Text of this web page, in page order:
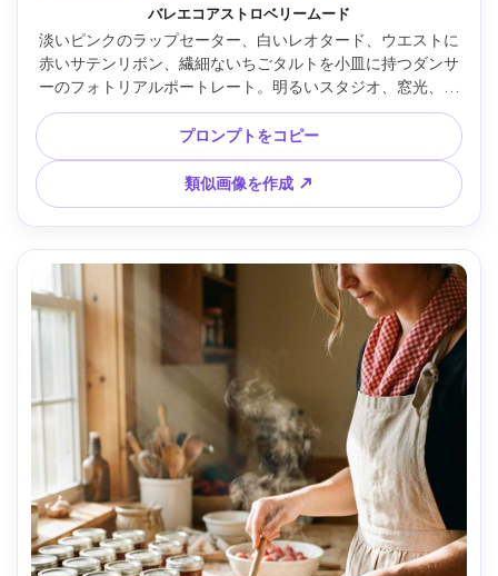
バレエコアストロベリームード
淡いピンクのラップセーター、白いレオタード、ウエストに
赤いサテンリボン、繊細ないちごタルトを小皿に持つダンサ
ーのフォトリアルポートレート。明るいスタジオ、窓光、柔
らかな影、Canon EOS R5 85mm f/1.4、クリーンな背景、優
雅な姿勢、夢見心地なパステル調、エディトリアルなバレエ
コアスタイリング --ar 4:5
プロンプトをコピー
類似画像を作成 ↗